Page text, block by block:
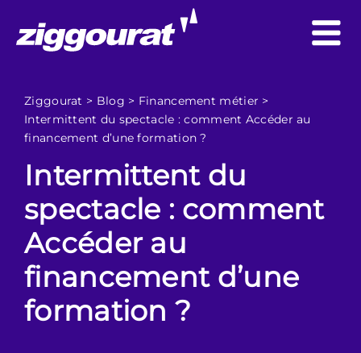
Ziggourat > Blog > Financement métier >
Intermittent du spectacle : comment Accéder au
financement d’une formation ?
Intermittent du
spectacle : comment
Accéder au
financement d’une
formation ?